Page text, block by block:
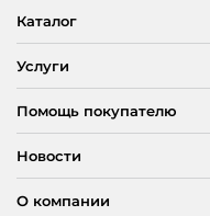
Каталог
Услуги
Помощь покупателю
Новости
О компании